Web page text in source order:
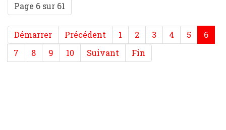
Page 6 sur 61
Démarrer Précédent 1 2 3 4 5
6
7
8 9 10 Suivant Fin